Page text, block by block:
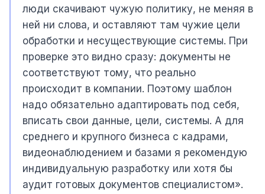
люди скачивают чужую политику, не меняя в
ней ни слова, и оставляют там чужие цели
обработки и несуществующие системы. При
проверке это видно сразу: документы не
соответствуют тому, что реально
происходит в компании. Поэтому шаблон
надо обязательно адаптировать под себя,
вписать свои данные, цели, системы. А для
среднего и крупного бизнеса с кадрами,
видеонаблюдением и базами я рекомендую
индивидуальную разработку или хотя бы
аудит готовых документов специалистом».